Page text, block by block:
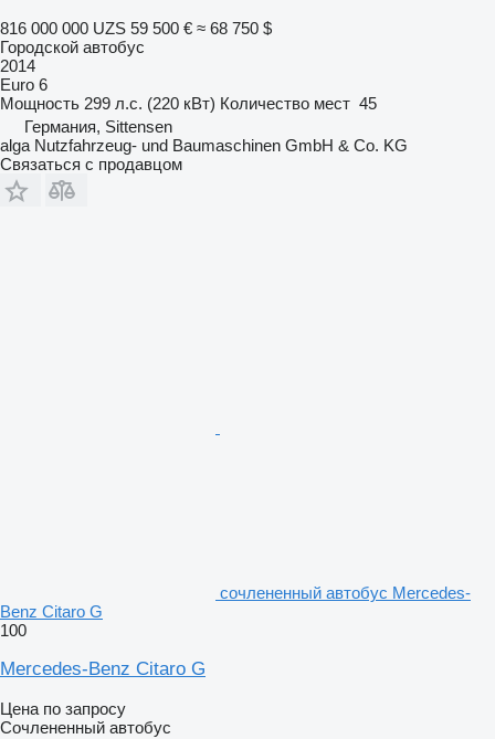
816 000 000 UZS 59 500 € ≈ 68 750 $
Городской автобус
2014
Euro 6
Мощность 299 л.с. (220 кВт) Количество мест 45
Германия, Sittensen
alga Nutzfahrzeug- und Baumaschinen GmbH & Co. KG
Связаться с продавцом
сочлененный автобус Mercedes-
Benz Citaro G
100
Mercedes-Benz Citaro G
Цена по запросу
Сочлененный автобус